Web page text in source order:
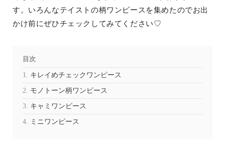
す。いろんなテイストの柄ワンピースを集めたのでお出
かけ前にぜひチェックしてみてください♡
目次
キレイめチェックワンピース
モノトーン柄ワンピース
キャミワンピース
ミニワンピース